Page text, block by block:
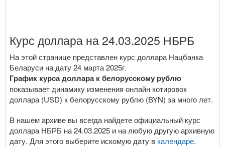
Курс доллара на 24.03.2025 НБРБ
На этой странице представлен курс доллара Нацбанка
Беларуси на дату 24 марта 2025г.
График курса доллара к белорусскому рублю
показывает динамику изменения онлайн котировок
доллара (USD) к белорусскому рублю (BYN) за много лет.
В нашем архиве вы всегда найдете официальный курс
доллара НБРБ на 24.03.2025 и на любую другую архивную
дату. Для этого выберите искомую дату в календаре.